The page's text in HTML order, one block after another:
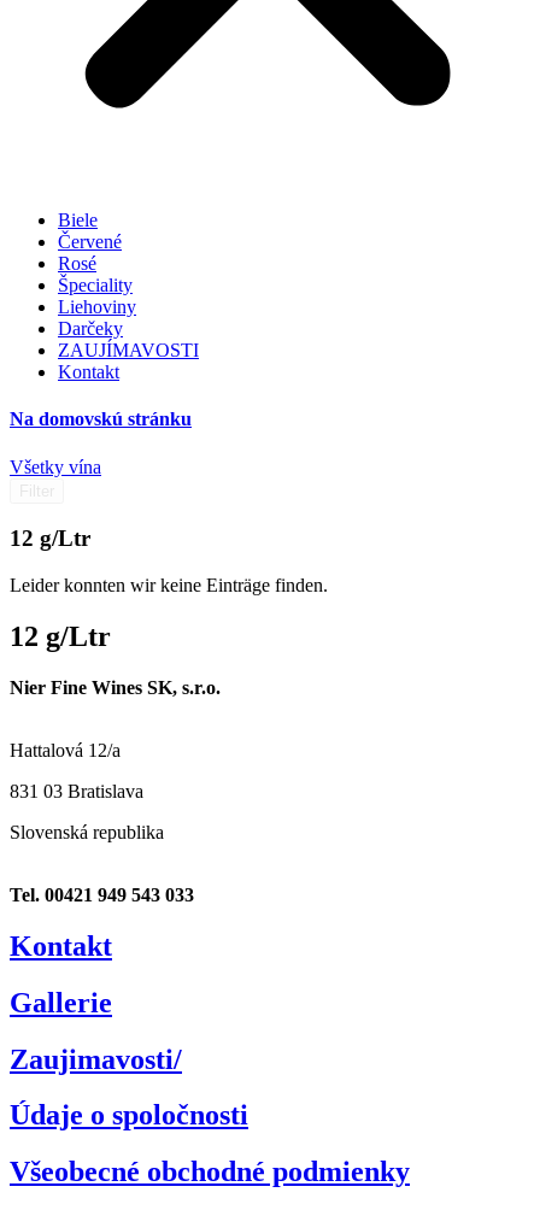
Biele
Červené
Rosé
Špeciality
Liehoviny
Darčeky
ZAUJÍMAVOSTI
Kontakt
Na domovskú stránku
Všetky vína
12 g/Ltr
Leider konnten wir keine Einträge finden.
12 g/Ltr
Nier Fine Wines SK, s.r.o.
Hattalová 12/a
831 03 Bratislava
Slovenská republika
Tel. 00421 949 543 033
Kontakt
Gallerie
Zaujimavosti/
Údaje o spoločnosti
Všeobecné obchodné podmienky